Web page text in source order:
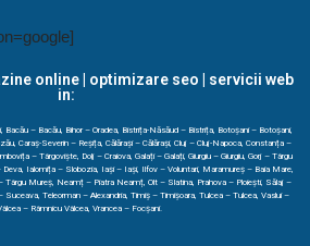
online | optimizare seo | servicii web
in:
Bacău – Bacău, Bihor – Oradea, Bistrița-Năsăud – Bistrița, Botoșani – Botoșani,
Caraș-Severin – Reșița, Călărași – Călărași, Cluj – Cluj-Napoca, Constanța –
– Târgoviște, Dolj – Craiova, Galați – Galați, Giurgiu – Giurgiu, Gorj – Târgu
Ialomița – Slobozia, Iași – Iași, Ilfov – Voluntari, Maramureș – Baia Mare,
Târgu Mureș, Neamț – Piatra Neamț, Olt – Slatina, Prahova – Ploiești, Sălaj –
Teleorman – Alexandria, Timiș – Timișoara, Tulcea – Tulcea, Vaslui –
– Râmnicu Vâlcea, Vrancea – Focșani.